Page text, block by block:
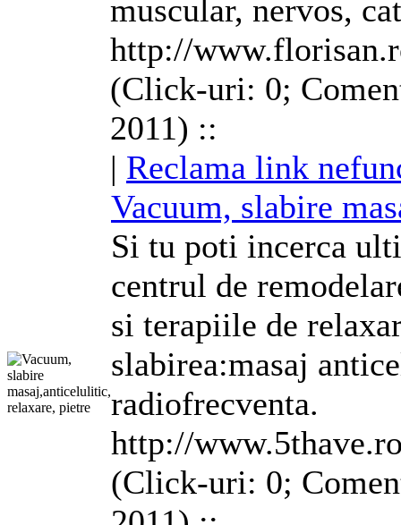
muscular, nervos,
http://
(Click-uri: 0;
2011) ::
| Reclama link
Vacuum, slabire
Si tu poti incerca
centrul de
si terapiile de
slabirea:masaj
radiofrecventa.
http://
(Click-uri: 0;